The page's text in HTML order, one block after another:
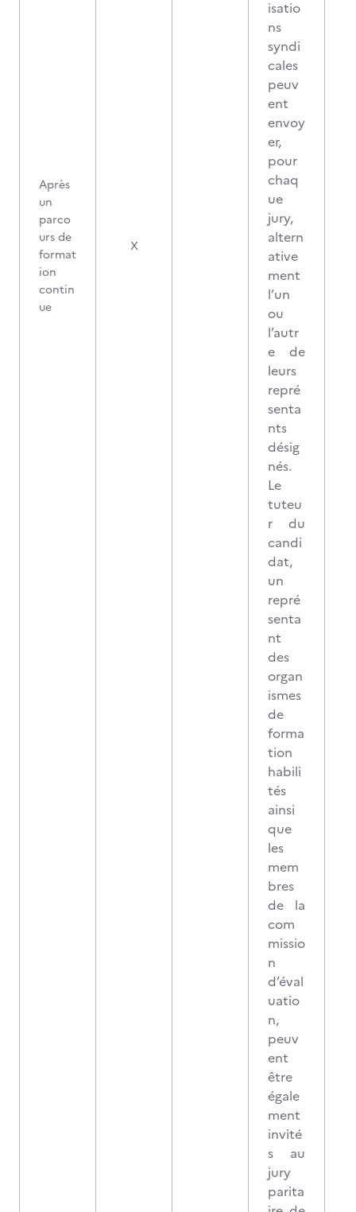
Après
un
parco
urs de
format
ion
contin
ue
X
isatio
ns
syndi
cales
peuv
ent
envoy
er,
pour
chaq
ue
jury,
altern
ative
ment
l’un
ou
l’autr
e de
leurs
repré
senta
nts
désig
nés.
Le
tuteu
r du
candi
dat,
un
repré
senta
nt
des
organ
ismes
de
forma
tion
habili
tés
ainsi
que
les
mem
bres
de la
com
missio
n
d’éval
uatio
n,
peuv
ent
être
égale
ment
invité
s au
jury
parita